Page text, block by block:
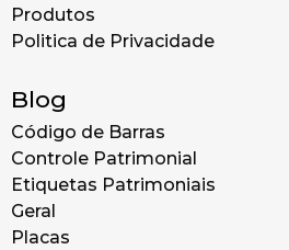
Produtos
Politica de Privacidade
Blog
Código de Barras
Controle Patrimonial
Etiquetas Patrimoniais
Geral
Placas